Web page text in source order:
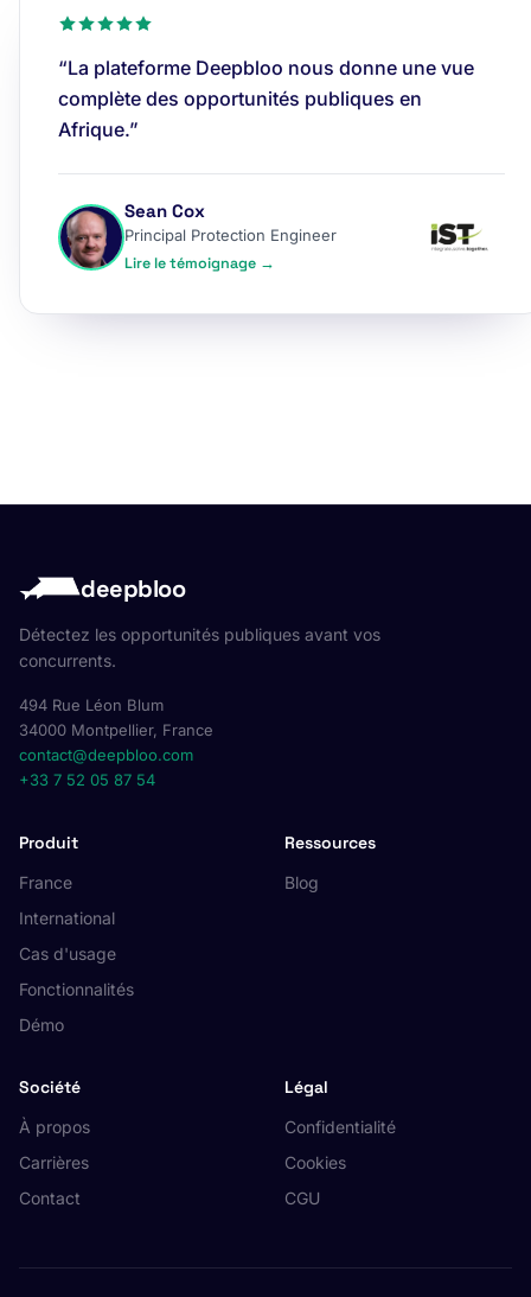
“La plateforme Deepbloo nous donne une vue
complète des opportunités publiques en
Afrique.”
Sean Cox
Principal Protection Engineer
Lire le témoignage →
deepbloo
Détectez les opportunités publiques avant vos
concurrents.
494 Rue Léon Blum
34000 Montpellier, France
contact@deepbloo.com
+33 7 52 05 87 54
Produit
France
International
Cas d'usage
Fonctionnalités
Démo
Ressources
Blog
Société
À propos
Carrières
Contact
Légal
Confidentialité
Cookies
CGU